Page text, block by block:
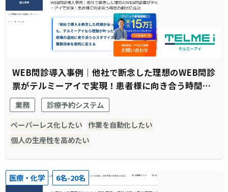
WEB問診導入事例｜他社で断念した理想のWEB問診
票がテルミーアイで実現！患者様に向き合う時間の
創出に成功
業務
診療予約システム
ペーパーレス化したい 作業を自動化したい
個人の生産性を高めたい
医療・化学 6名-20名